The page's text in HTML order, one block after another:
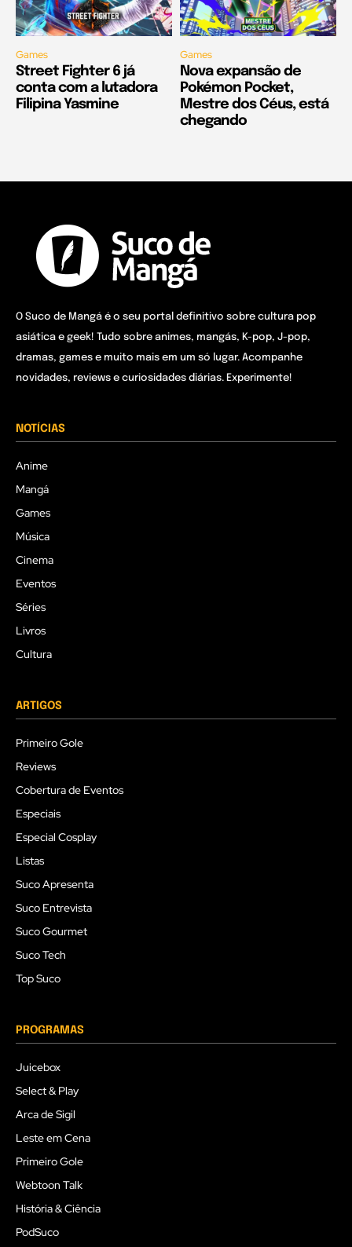
Games
Street Fighter 6 já
conta com a lutadora
Filipina Yasmine
Games
Nova expansão de
Pokémon Pocket,
Mestre dos Céus, está
chegando
O Suco de Mangá é o seu portal definitivo sobre cultura pop
asiática e geek! Tudo sobre animes, mangás, K-pop, J-pop,
dramas, games e muito mais em um só lugar. Acompanhe
novidades, reviews e curiosidades diárias. Experimente!
NOTÍCIAS
Anime
Mangá
Games
Música
Cinema
Eventos
Séries
Livros
Cultura
ARTIGOS
Primeiro Gole
Reviews
Cobertura de Eventos
Especiais
Especial Cosplay
Listas
Suco Apresenta
Suco Entrevista
Suco Gourmet
Suco Tech
Top Suco
PROGRAMAS
Juicebox
Select & Play
Arca de Sigil
Leste em Cena
Primeiro Gole
Webtoon Talk
História & Ciência
PodSuco